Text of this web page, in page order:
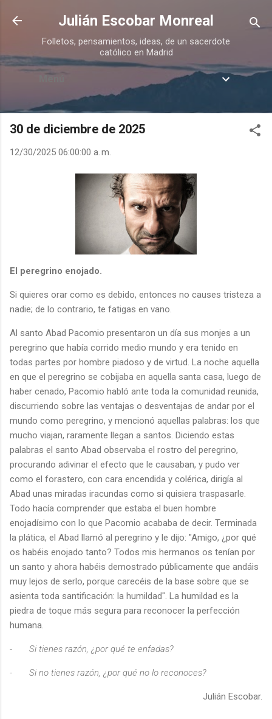
Ir al contenido principal
Julián Escobar Monreal
Folletos, pensamientos, ideas, de un sacerdote
católico en Madrid
Menú
30 de diciembre de 2025
12/30/2025 06:00:00 a. m.
El peregrino enojado.
Si quieres orar como es debido, entonces no causes tristeza a
nadie; de lo contrario, te fatigas en vano.
Al santo Abad Pacomio presentaron un día sus monjes a un
peregrino que había corrido medio mundo y era tenido en
todas partes por hombre piadoso y de virtud. La noche aquella
en que el peregrino se cobijaba en aquella santa casa, luego de
haber cenado, Pacomio habló ante toda la comunidad reunida,
discurriendo sobre las ventajas o desventajas de andar por el
mundo como peregrino, y mencionó aquellas palabras: los que
mucho viajan, raramente llegan a santos. Diciendo estas
palabras el santo Abad observaba el rostro del peregrino,
procurando adivinar el efecto que le causaban, y pudo ver
como el forastero, con cara encendida y colérica, dirigía al
Abad unas miradas iracundas como si quisiera traspasarle.
Todo hacía comprender que estaba el buen hombre
enojadísimo con lo que Pacomio acababa de decir. Terminada
la plática, el Abad llamó al peregrino y le dijo: "Amigo, ¿por qué
os habéis enojado tanto? Todos mis hermanos os tenían por
un santo y ahora habéis demostrado públicamente que andáis
muy lejos de serlo, porque carecéis de la base sobre que se
asienta toda santificación: la humildad". La humildad es la
piedra de toque más segura para reconocer la perfección
humana.
- Si tienes razón, ¿por qué te enfadas?
- Si no tienes razón, ¿por qué no lo reconoces?
Julián Escobar.